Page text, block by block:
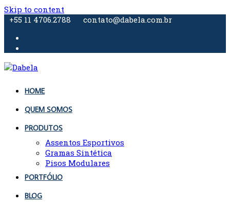
Skip to content
+55 11 4706.2788
contato@dabela.com.br
HOME
QUEM SOMOS
PRODUTOS
Assentos Esportivos
Gramas Sintética
Pisos Modulares
PORTFÓLIO
BLOG